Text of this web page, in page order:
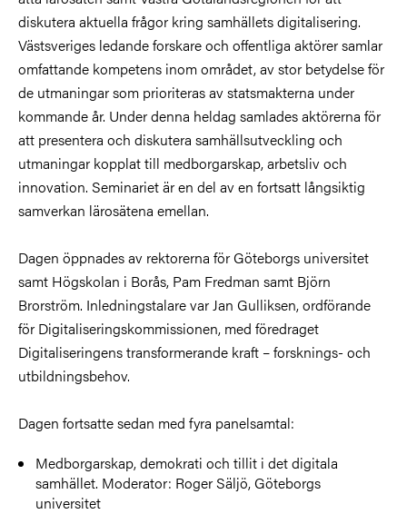
diskutera aktuella frågor kring samhällets digitalisering.
Västsveriges ledande forskare och offentliga aktörer samlar
omfattande kompetens inom området, av stor betydelse för
de utmaningar som prioriteras av statsmakterna under
kommande år. Under denna heldag samlades aktörerna för
att presentera och diskutera samhällsutveckling och
utmaningar kopplat till medborgarskap, arbetsliv och
innovation. Seminariet är en del av en fortsatt långsiktig
samverkan lärosätena emellan.
Dagen öppnades av rektorerna för Göteborgs universitet
samt Högskolan i Borås, Pam Fredman samt Björn
Brorström. Inledningstalare var Jan Gulliksen, ordförande
för Digitaliseringskommissionen, med föredraget
Digitaliseringens transformerande kraft – forsknings- och
utbildningsbehov.
Dagen fortsatte sedan med fyra panelsamtal:
Medborgarskap, demokrati och tillit i det digitala
samhället. Moderator: Roger Säljö, Göteborgs
universitet